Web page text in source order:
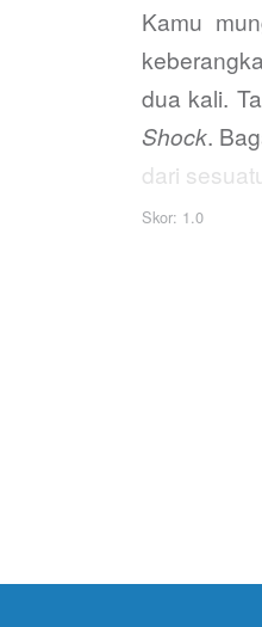
Kamu
dua kali.
Shock.
dari
Skor: 1.0